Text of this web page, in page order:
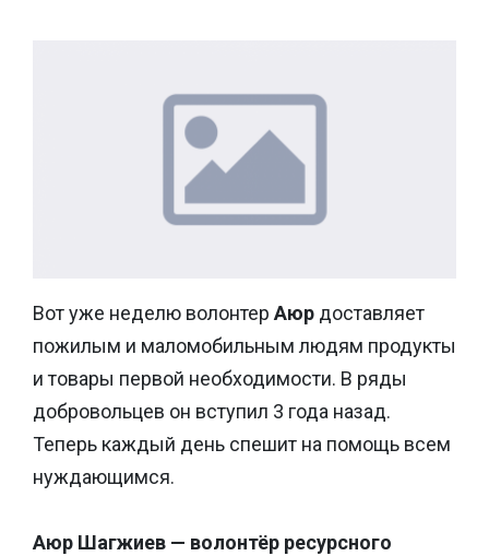
Вот уже неделю волонтер Аюр доставляет
пожилым и маломобильным людям продукты
и товары первой необходимости. В ряды
добровольцев он вступил 3 года назад.
Теперь каждый день спешит на помощь всем
нуждающимся.
Аюр Шагжиев — волонтёр ресурсного